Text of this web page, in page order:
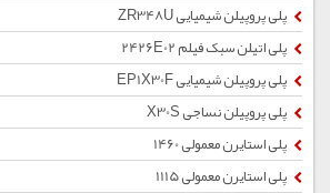
پلی پروپیلن شیمیایی ZR348U
پلی اتیلن سبک فیلم 2426E02
پلی پروپیلن شیمیایی EP1X30F
پلی پروپیلن نساجی X30S
پلی استایرن معمولی 1460
پلی استایرن معمولی 1115